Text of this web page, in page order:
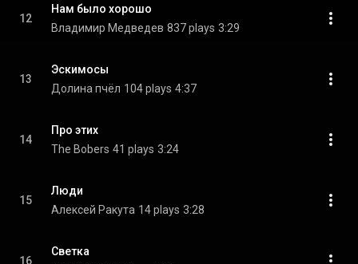
12
Нам было хорошо
Владимир Медведев 837 plays 3:29
13
Эскимосы
Долина пчёл 104 plays 4:37
14
Про этих
The Bobers 41 plays 3:24
15
Люди
Алексей Ракута 14 plays 3:28
16
Светка